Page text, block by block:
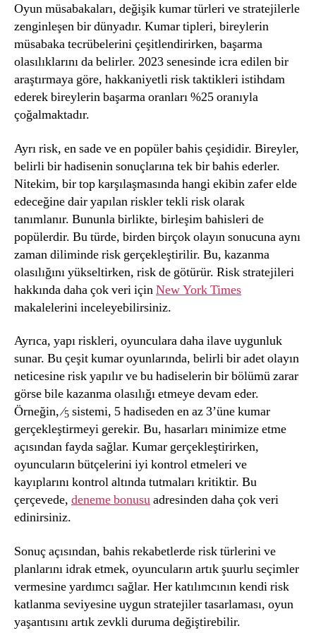
Oyun müsabakaları, değişik kumar türleri ve stratejilerle
zenginleşen bir dünyadır. Kumar tipleri, bireylerin
müsabaka tecrübelerini çeşitlendirirken, başarma
olasılıklarını da belirler. 2023 senesinde icra edilen bir
araştırmaya göre, hakkaniyetli risk taktikleri istihdam
ederek bireylerin başarma oranları %25 oranıyla
çoğalmaktadır.
Ayrı risk, en sade ve en popüler bahis çeşididir. Bireyler,
belirli bir hadisenin sonuçlarına tek bir bahis ederler.
Nitekim, bir top karşılaşmasında hangi ekibin zafer elde
edeceğine dair yapılan riskler tekli risk olarak
tanımlanır. Bununla birlikte, birleşim bahisleri de
popülerdir. Bu türde, birden birçok olayın sonucuna aynı
zaman diliminde risk gerçekleştirilir. Bu, kazanma
olasılığını yükseltirken, risk de götürür. Risk stratejileri
hakkında daha çok veri içinNew York Times
makalelerini inceleyebilirsiniz.
Ayrıca, yapı riskleri, oyunculara daha ilave uygunluk
sunar. Bu çeşit kumar oyunlarında, belirli bir adet olayın
neticesine risk yapılır ve bu hadiselerin bir bölümü zarar
görse bile kazanma olasılığı etmeye devam eder.
Örneğin, ⁄5 sistemi, 5 hadiseden en az 3’üne kumar
gerçekleştirmeyi gerekir. Bu, hasarları minimize etme
açısından fayda sağlar. Kumar gerçekleştirirken,
oyuncuların bütçelerini iyi kontrol etmeleri ve
kayıplarını kontrol altında tutmaları kritiktir. Bu
çerçevede, deneme bonusuadresinden daha çok veri
edinirsiniz.
Sonuç açısından, bahis rekabetlerde risk türlerini ve
planlarını idrak etmek, oyuncuların artık şuurlu seçimler
vermesine yardımcı sağlar. Her katılımcının kendi risk
katlanma seviyesine uygun stratejiler tasarlaması, oyun
yaşantısını artık zevkli duruma değiştirebilir.